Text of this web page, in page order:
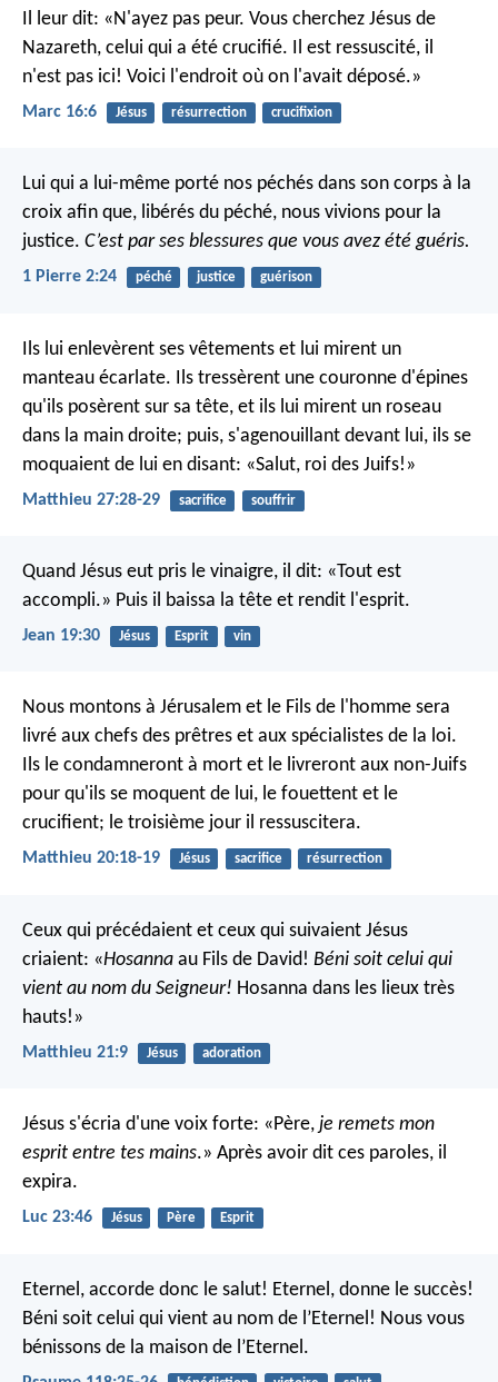
Il leur dit: «N'ayez pas peur. Vous cherchez Jésus de
Nazareth, celui qui a été crucifié. Il est ressuscité, il
n'est pas ici! Voici l'endroit où on l'avait déposé.»
Marc 16:6 Jésus résurrection crucifixion
Lui qui a lui-même porté nos péchés dans son corps à la
croix afin que, libérés du péché, nous vivions pour la
justice. C’est par ses blessures que vous avez été guéris.
1 Pierre 2:24 péché justice guérison
Ils lui enlevèrent ses vêtements et lui mirent un
manteau écarlate. Ils tressèrent une couronne d'épines
qu'ils posèrent sur sa tête, et ils lui mirent un roseau
dans la main droite; puis, s'agenouillant devant lui, ils se
moquaient de lui en disant: «Salut, roi des Juifs!»
Matthieu 27:28-29 sacrifice souffrir
Quand Jésus eut pris le vinaigre, il dit: «Tout est
accompli.» Puis il baissa la tête et rendit l'esprit.
Jean 19:30 Jésus Esprit vin
Nous montons à Jérusalem et le Fils de l'homme sera
livré aux chefs des prêtres et aux spécialistes de la loi.
Ils le condamneront à mort et le livreront aux non-Juifs
pour qu'ils se moquent de lui, le fouettent et le
crucifient; le troisième jour il ressuscitera.
Matthieu 20:18-19 Jésus sacrifice résurrection
Ceux qui précédaient et ceux qui suivaient Jésus
criaient: «Hosanna au Fils de David! Béni soit celui qui
vient au nom du Seigneur! Hosanna dans les lieux très
hauts!»
Matthieu 21:9 Jésus adoration
Jésus s'écria d'une voix forte: «Père, je remets mon
esprit entre tes mains.» Après avoir dit ces paroles, il
expira.
Luc 23:46 Jésus Père Esprit
Eternel, accorde donc le salut! Eternel, donne le succès!
Béni soit celui qui vient au nom de l’Eternel! Nous vous
bénissons de la maison de l’Eternel.